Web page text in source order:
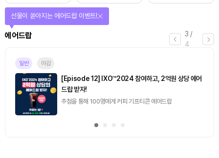
3 /
4
에어드랍
선물이 쏟아지는 에어드랍 이벤트!
일반 마감
[Episode 12] IXO™2024 참여하고, 2억원 상당 에어
드랍 받자!
추첨을 통해 100명에게 커피 기프티콘 에어드랍